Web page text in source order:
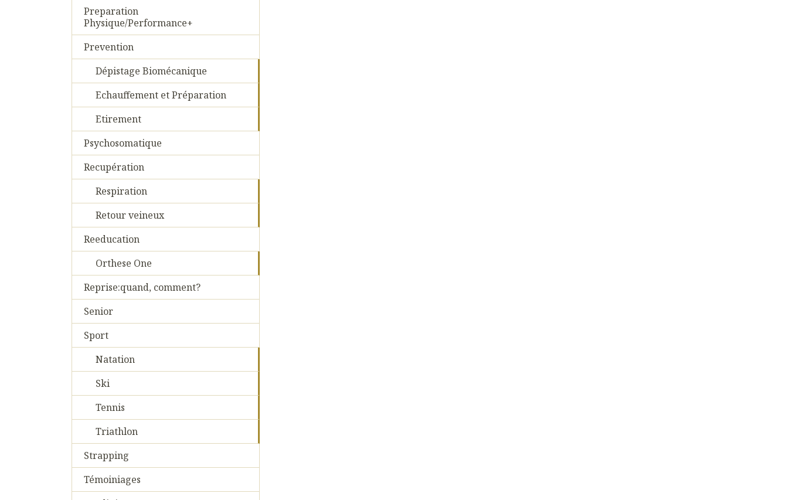
Preparation
Physique/Performance+
Prevention
Dépistage Biomécanique
Echauffement et Préparation
Etirement
Psychosomatique
Recupération
Respiration
Retour veineux
Reeducation
Orthese One
Reprise:quand, comment?
Senior
Sport
Natation
Ski
Tennis
Triathlon
Strapping
Témoiniages